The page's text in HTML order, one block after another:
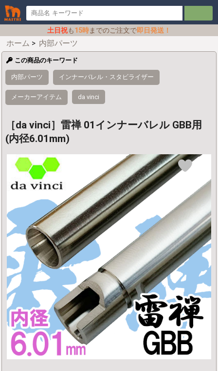
土日祝も15時までのご注文で即日発送！
ホーム > 内部パーツ
この商品のキーワード
内部パーツ インナーバレル・スタビライザー
メーカーアイテム da vinci
［da vinci］雷禅 01インナーバレル GBB用
(内径6.01mm)